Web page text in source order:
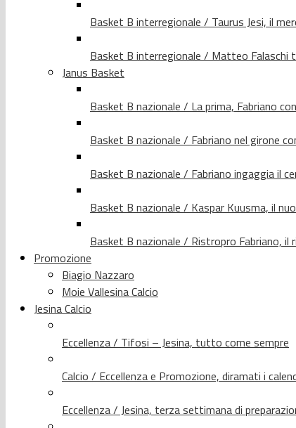
Basket B interregionale / Taurus Jesi, il
Basket B interregionale / Matteo Falaschi
Janus Basket
Basket B nazionale / La prima, Fabriano
Basket B nazionale / Fabriano nel girone
Basket B nazionale / Fabriano ingaggia il
Basket B nazionale / Kaspar Kuusma, il
Basket B nazionale / Ristropro Fabriano, il
Promozione
Biagio Nazzaro
Moie Vallesina Calcio
Jesina Calcio
Eccellenza / Tifosi – Jesina, tutto come sempre
Calcio / Eccellenza e Promozione, diramati i
Eccellenza / Jesina, terza settimana di